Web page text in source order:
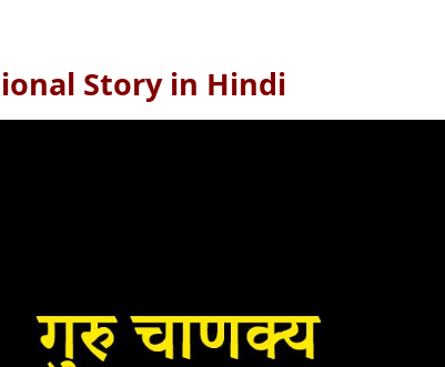
Story in Hindi